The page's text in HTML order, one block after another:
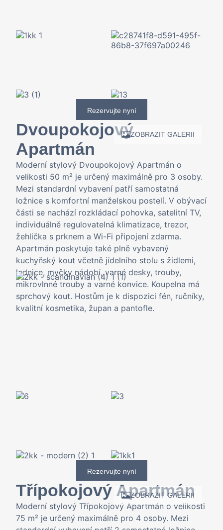
ZOBRAZIT GALERII
Rezervujte nyní
Dvoupokojový
Apartmán
Moderní stylový Dvoupokojový Apartmán o
velikosti 50 m² je určený maximálně pro 3 osoby.
Mezi standardní vybavení patří samostatná
ložnice s komfortní manželskou postelí. V obývací
části se nachází rozkládací pohovka, satelitní TV,
individuálně regulovatelná klimatizace, trezor,
žehlička s prknem a Wi-Fi připojení zdarma.
Apartmán poskytuje také plně vybavený
kuchyňský kout včetně jídelního stolu s židlemi,
lednice, myčky nádobí, varné desky, trouby,
mikrovlnné trouby a varné konvice. Koupelna má
sprchový kout. Hostům je k dispozici fén, ručníky,
kvalitní kosmetika, župan a pantofle.
ZOBRAZIT GALERII
Rezervujte nyní
Třípokojový Apartmán
Moderní stylový Třípokojový Apartmán o velikosti
75 m² je určený maximálně pro 4 osoby. Mezi